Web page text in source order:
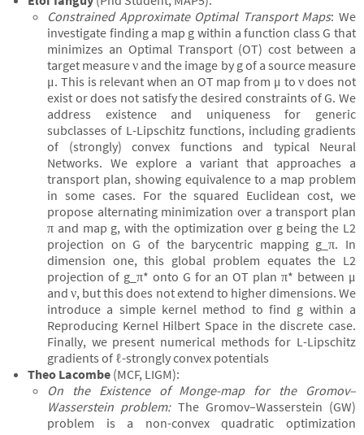
Constrained Approximate Optimal Transport Maps: We
investigate finding a map g within a function class G that
minimizes an Optimal Transport (OT) cost between a
target measure ν and the image by g of a source measure
μ. This is relevant when an OT map from μ to ν does not
exist or does not satisfy the desired constraints of G. We
address existence and uniqueness for generic
subclasses of L-Lipschitz functions, including gradients
of (strongly) convex functions and typical Neural
Networks. We explore a variant that approaches a
transport plan, showing equivalence to a map problem
in some cases. For the squared Euclidean cost, we
propose alternating minimization over a transport plan
π and map g, with the optimization over g being the L2
projection on G of the barycentric mapping g_π. In
dimension one, this global problem equates the L2
projection of g_π* onto G for an OT plan π* between μ
and ν, but this does not extend to higher dimensions. We
introduce a simple kernel method to find g within a
Reproducing Kernel Hilbert Space in the discrete case.
Finally, we present numerical methods for L-Lipschitz
gradients of ℓ-strongly convex potentials
Theo Lacombe (MCF, LIGM):
On the Existence of Monge-map for the Gromov–
Wasserstein problem:The Gromov–Wasserstein (GW)
problem is a non-convex quadratic optimization